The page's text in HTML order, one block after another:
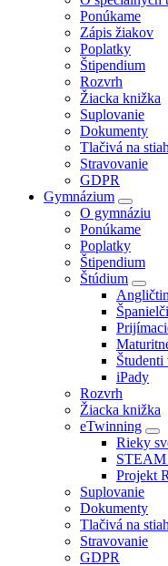
Ponúkame
Zápis žiakov
Poplatky
Štipendium
Rozvrh
Žiacka knižka
Suplovanie
Dokumenty
Tlačivá na
Stravovanie
GDPR
Gymnázium
O gymnáziu
Ponúkame
Poplatky
Štipendium
Štúdium
Študenti
iPady
Rozvrh
Žiacka knižka
eTwinning
Rieky
STEAM
Projekt
Suplovanie
Dokumenty
Tlačivá na
Stravovanie
GDPR